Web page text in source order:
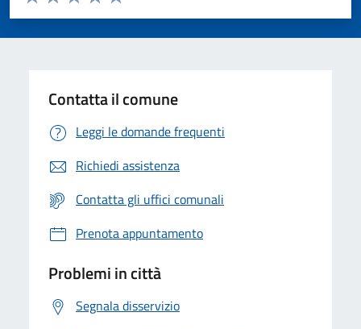
Valuta 5 stelle su 5
Valuta 4 stelle su 5
Valuta 3 stelle su 5
Valuta 2 stelle su 5
Valuta 1 stelle su 5
Contatta il comune
Leggi le domande frequenti
Richiedi assistenza
Contatta gli uffici comunali
Prenota appuntamento
Problemi in città
Segnala disservizio